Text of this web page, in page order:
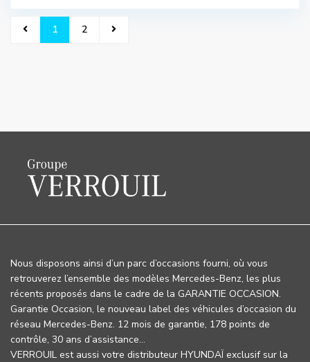
1 2
Nous disposons ainsi d’un parc d’occasions fourni, où vous
retrouverez l’ensemble des modèles Mercedes-Benz, les plus
récents proposés dans le cadre de la GARANTIE OCCASION.
Garantie Occasion, le nouveau label des véhicules d’occasion du
réseau Mercedes-Benz. 12 mois de garantie, 178 points de
contrôle, 30 ans d’assistance…
VERROUIL est aussi votre distributeur HYUNDAÏ exclusif sur la